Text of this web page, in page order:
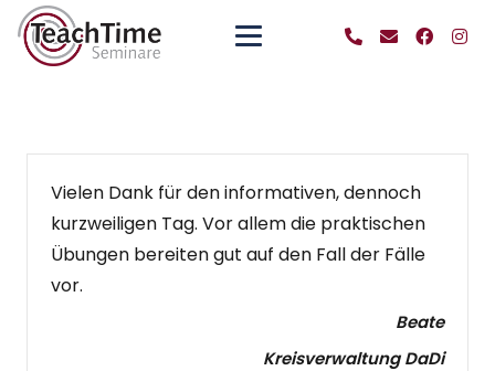
Vielen Dank für den informativen, dennoch
kurzweiligen Tag. Vor allem die praktischen
Übungen bereiten gut auf den Fall der Fälle
vor.
Beate
Kreisverwaltung DaDi